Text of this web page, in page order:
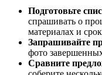
Подготовьте
спрашивать о
материалах и
Запрашивайте
фото
Сравните